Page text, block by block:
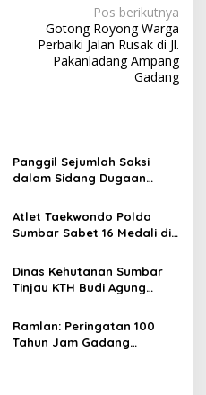
Pos berikutnya
Gotong Royong Warga
Perbaiki Jalan Rusak di Jl.
Pakanladang Ampang
Gadang
Panggil Sejumlah Saksi
dalam Sidang Dugaan
Terdakwa Haji DS
Atlet Taekwondo Polda
Sumbar Sabet 16 Medali di
Dinas Kehutanan Sumbar
Tinjau KTH Budi Agung
Menerima Bantuan
Ramlan: Peringatan 100
Tahun Jam Gadang